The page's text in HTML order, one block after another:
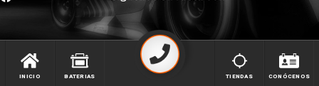
INICIO BATERIAS TIENDAS CONÓCENOS